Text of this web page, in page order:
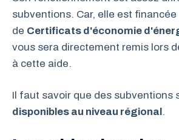
subventions. Car, elle est
de Certificats d'économie
vous sera directement remis lors
à cette aide.
Il faut savoir que des subventions
disponibles au niveau régional.